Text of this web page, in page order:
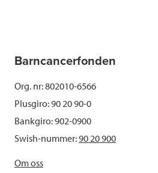
Barncancerfonden
Org. nr: 802010-6566
Plusgiro: 90 20 90-0
Bankgiro: 902-0900
Swish-nummer:90 20 900
Om oss